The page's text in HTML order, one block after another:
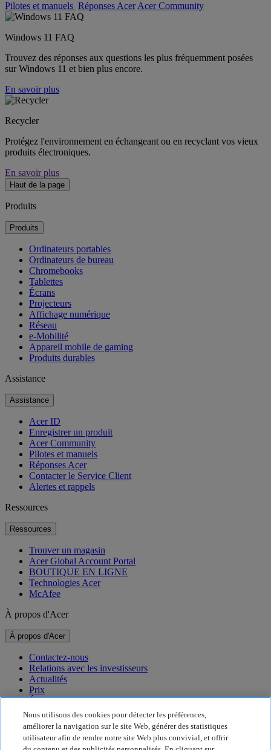
Pilotes et manuels Réponses Acer Acer Community
Windows 11 FAQ
Trouvez des réponses aux questions les plus fréquemment posées
sur Windows 11 et bien plus encore.
En savoir plus
Recycler
Protégez l'environnement en échangeant ou en recyclant vos vieux
produits électroniques.
En savoir plus
Haut de la page
Produits
Produits
Ordinateurs portables
Ordinateurs de bureau
Chromebooks
Tablettes
Écrans
Projecteurs
Affichage numérique
Réseau
e-Mobilité
Appareil mobile de gaming
Produits durables
Assistance
Assistance
Acer ID
Enregistrer un produit
Acer Community
Pilotes et manuels
Réponses Acer
Contacter le Service Client
Alertes et rappels
Ressources
Ressources
Trouver un magasin
Acer Global Account Portal
BOUTIQUE EN LIGNE
Technologies Acer
McAfee
À propos d'Acer
À propos d'Acer
Contactez-nous
Relations avec les investisseurs
Actualités
Prix
Événements
Développement durable
Développement durable
Nous utilisons des cookies pour détecter les préférences,
améliorer la navigation sur le site Web, générer des statistiques
utilisateur afin de rendre notre site Web plus convivial, et offrir